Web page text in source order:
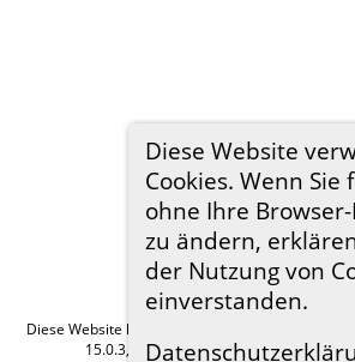
Diese Website
Cookies. Wenn
ohne Ihre
zu ändern,
der Nutzung von
einverstanden.
Diese Website läuft mit
15.0.3, programmiert von Darrin